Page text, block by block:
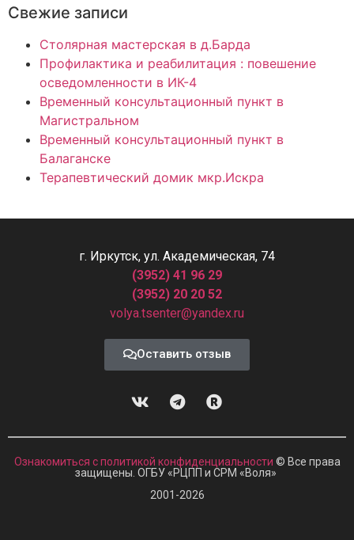
Свежие записи
Столярная мастерская в д.Барда
Профилактика и реабилитация : повешение
осведомленности в ИК-4
Временный консультационный пункт в
Магистральном
Временный консультационный пункт в
Балаганске
Терапевтический домик мкр.Искра
г. Иркутск, ул. Академическая, 74
(3952) 41 96 29
(3952) 20 20 52
volya.tsenter@yandex.ru
Оставить отзыв
Ознакомиться с политикой конфиденциальности © Все права
защищены. ОГБУ «РЦПП и СРМ «Воля»
2001-2026